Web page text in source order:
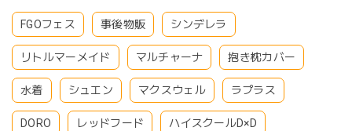
FGOフェス 事後物販 シンデレラ
リトルマーメイド マルチャーナ 抱き枕カバー
水着 シュエン マクスウェル ラプラス
DORO レッドフード ハイスクールD×D